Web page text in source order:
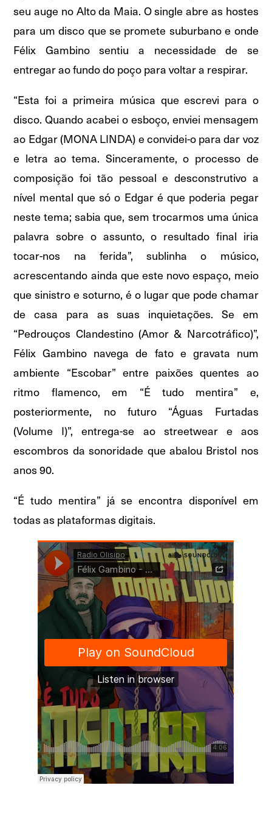
seu auge no Alto da Maia. O single abre as hostes
para um disco que se promete suburbano e onde
Félix Gambino sentiu a necessidade de se
entregar ao fundo do poço para voltar a respirar.
“Esta foi a primeira música que escrevi para o
disco. Quando acabei o esboço, enviei mensagem
ao Edgar (MONA LINDA) e convidei-o para dar voz
e letra ao tema. Sinceramente, o processo de
composição foi tão pessoal e desconstrutivo a
nível mental que só o Edgar é que poderia pegar
neste tema; sabia que, sem trocarmos uma única
palavra sobre o assunto, o resultado final iria
tocar-nos na ferida”, sublinha o músico,
acrescentando ainda que este novo espaço, meio
que sinistro e soturno, é o lugar que pode chamar
de casa para as suas inquietações. Se em
“Pedrouços Clandestino (Amor & Narcotráfico)”,
Félix Gambino navega de fato e gravata num
ambiente “Escobar” entre paixões quentes ao
ritmo flamenco, em “É tudo mentira” e,
posteriormente, no futuro “Águas Furtadas
(Volume I)”, entrega-se ao streetwear e aos
escombros da sonoridade que abalou Bristol nos
anos 90.
“É tudo mentira” já se encontra disponível em
todas as plataformas digitais.